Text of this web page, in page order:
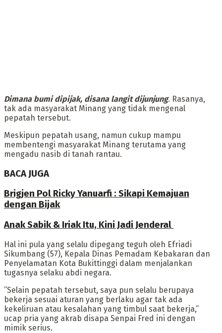
‎Dimana bumi dipijak, disana langit dijunjung. Rasanya,
tak ada masyarakat Minang yang tidak mengenal
pepatah tersebut.
‎Meskipun pepatah usang, namun cukup mampu
membentengi masyarakat Minang terutama yang
mengadu nasib di tanah rantau.
BACA JUGA
Brigjen Pol Ricky Yanuarfi : Sikapi Kemajuan
dengan Bijak
Anak Sabik & Iriak Itu, Kini Jadi Jenderal
‎Hal ini pula yang selalu dipegang teguh oleh Efriadi
Sikumbang (57), Kepala Dinas Pemadam Kebakaran dan
Penyelamatan Kota Bukittinggi dalam menjalankan
tugasnya selaku abdi negara.
‎”Selain pepatah tersebut, saya pun selalu berupaya
bekerja sesuai aturan yang berlaku agar tak ada
kekeliruan atau kesalahan yang timbul saat bekerja,”
ucap pria yang akrab disapa Senpai Fred ini dengan
mimik serius.